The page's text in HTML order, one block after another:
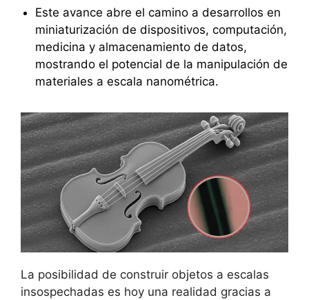
Este avance abre el camino a desarrollos en
miniaturización de dispositivos, computación,
medicina y almacenamiento de datos,
mostrando el potencial de la manipulación de
materiales a escala nanométrica.
La posibilidad de construir objetos a escalas
insospechadas es hoy una realidad gracias a